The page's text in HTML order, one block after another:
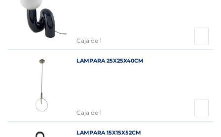
Caja de 1
LAMPARA 25X25X40CM
Caja de 1
LAMPARA 15X15X52CM